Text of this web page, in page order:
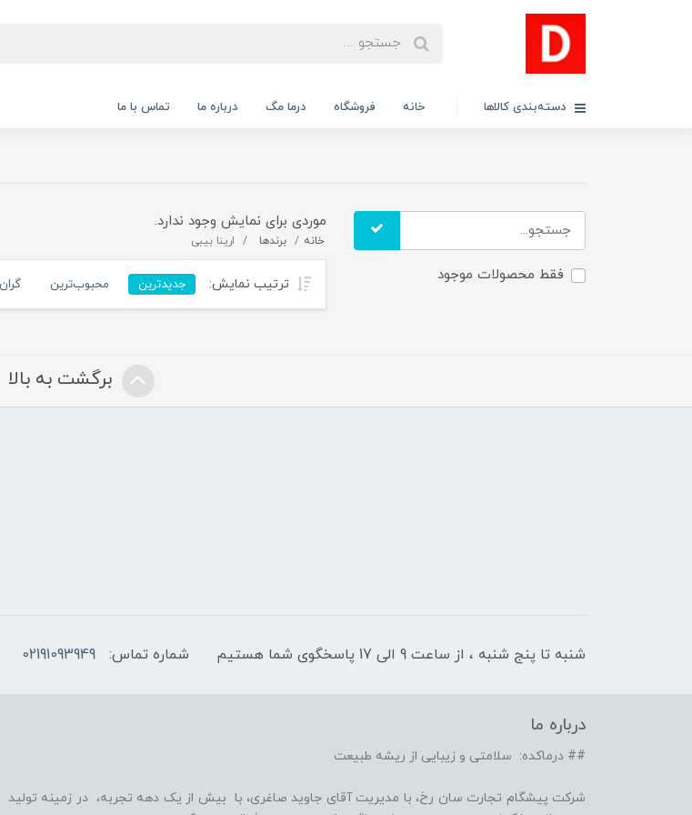
دسته‌بندی کالاها خانه فروشگاه درما مگ درباره ما تماس با ما
فقط محصولات موجود
موردی برای نمایش وجود ندارد.
خانه برندها ارینا بیبی
ترتیب نمایش: جدیدترین محبوب‌ترین
برگشت به بالا
شنبه تا پنج شنبه ، از ساعت 9 الی 17 پاسخگوی شما هستیم شماره تماس: 02191093949
درباره ما
## درماکده: سلامتی و زیبایی از ریشه طبیعت
شرکت پیشگام تجارت سان رخ، با مدیریت آقای جاوید صاغری، با بیش از یک دهه تجربه، در زمینه تولید